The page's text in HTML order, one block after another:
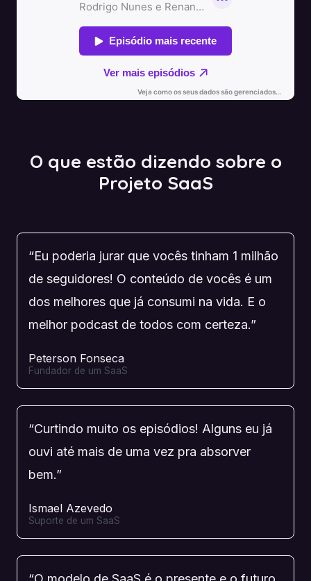
O que estão dizendo sobre o
Projeto SaaS
“Eu poderia jurar que vocês tinham 1 milhão
de seguidores! O conteúdo de vocês é um
dos melhores que já consumi na vida. E o
melhor podcast de todos com certeza.”
Peterson Fonseca
Fundador de um SaaS
“Curtindo muito os episódios! Alguns eu já
ouvi até mais de uma vez pra absorver
bem.”
Ismael Azevedo
Suporte de um SaaS